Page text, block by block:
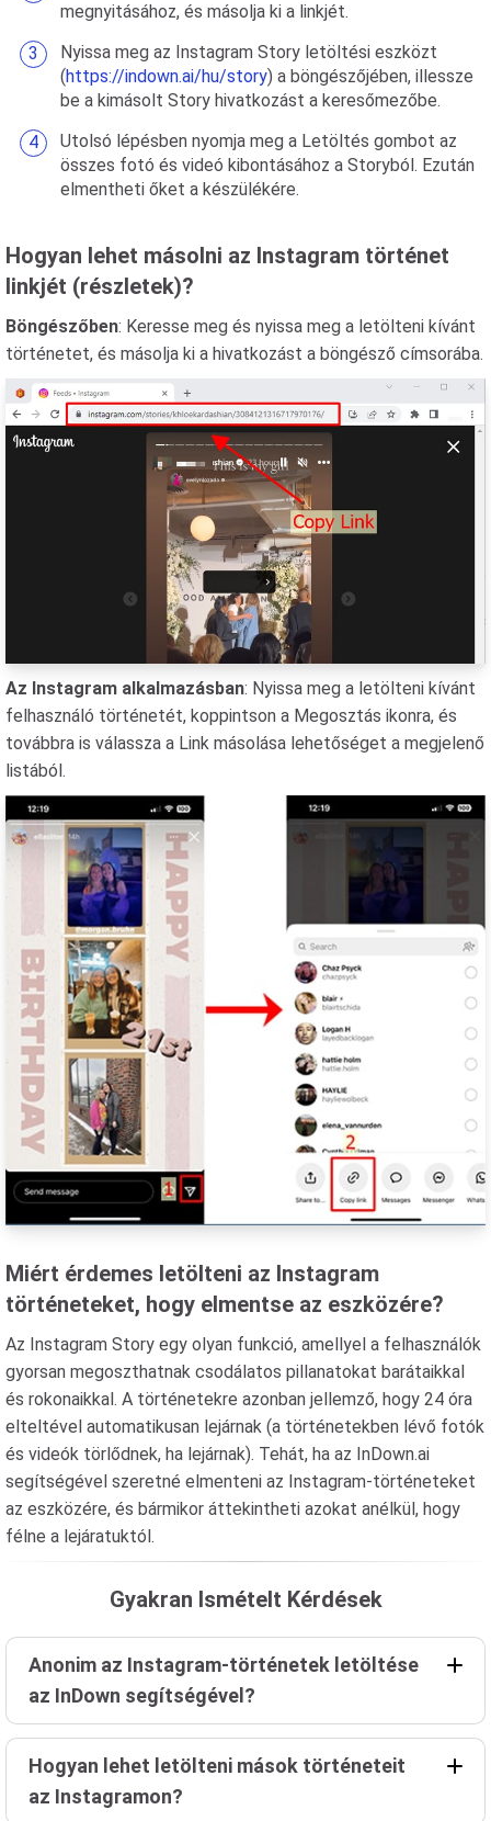
megnyitásához, és másolja ki a linkjét.
Nyissa meg az Instagram Story letöltési eszközt
(https://indown.ai/hu/story) a böngészőjében, illessze
be a kimásolt Story hivatkozást a keresőmezőbe.
Utolsó lépésben nyomja meg a Letöltés gombot az
összes fotó és videó kibontásához a Storyból. Ezután
elmentheti őket a készülékére.
Hogyan lehet másolni az Instagram történet
linkjét (részletek)?
Böngészőben: Keresse meg és nyissa meg a letölteni kívánt
történetet, és másolja ki a hivatkozást a böngésző címsorába.
Az Instagram alkalmazásban: Nyissa meg a letölteni kívánt
felhasználó történetét, koppintson a Megosztás ikonra, és
továbbra is válassza a Link másolása lehetőséget a megjelenő
listából.
Miért érdemes letölteni az Instagram
történeteket, hogy elmentse az eszközére?
Az Instagram Story egy olyan funkció, amellyel a felhasználók
gyorsan megoszthatnak csodálatos pillanatokat barátaikkal
és rokonaikkal. A történetekre azonban jellemző, hogy 24 óra
elteltével automatikusan lejárnak (a történetekben lévő fotók
és videók törlődnek, ha lejárnak). Tehát, ha az InDown.ai
segítségével szeretné elmenteni az Instagram-történeteket
az eszközére, és bármikor áttekintheti azokat anélkül, hogy
félne a lejáratuktól.
Gyakran Ismételt Kérdések
Anonim az Instagram-történetek letöltése
az InDown segítségével?
Hogyan lehet letölteni mások történeteit
az Instagramon?